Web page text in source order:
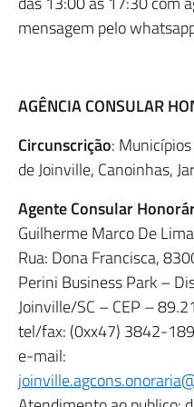
mensagem pelo
AGÊNCIA CONSULAR
Circunscrição:
de Joinville, Canoinhas,
Agente Consular
Guilherme Marco De Lima
Rua: Dona Francisca,
Perini Business Park –
Joinville/SC – CEP –
tel/fax: (0xx47) 3842-
e-mail: